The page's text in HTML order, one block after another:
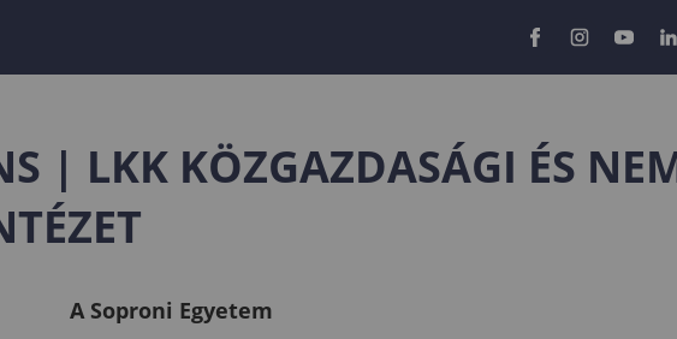
| LKK KÖZGAZDASÁGI ÉS
A Soproni Egyetem